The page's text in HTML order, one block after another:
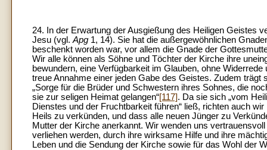
24. In der Erwartung der Ausgießung des Heiligen Geistes
Jesu (vgl. Apg 1, 14). Sie hat die außergewöhnlichen
beschenkt worden war, vor allem die Gnade der
Wir alle können als Söhne und Töchter der Kirche ihre
bewundern, eine Verfügbarkeit im Glauben, ohne
treue Annahme einer jeden Gabe des Geistes. Zudem
„Sorge für die Brüder und Schwestern ihres Sohnes, die
sie zur seligen Heimat gelangen“[117]. Da sie sich „vom
Dienstes und der Fruchtbarkeit führen“ ließ, richten auch
Heils zu verkünden, und dass alle neuen Jünger zu
Mutter der Kirche anerkannt. Wir wenden uns
verliehen werden, durch ihre wirksame Hilfe und ihre
Leben und die Sendung der Kirche sowie für das Wohl der